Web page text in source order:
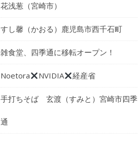
花浅葱（宮崎市）
すし馨（かおる）鹿児島市西千石町
雑食堂、四季通に移転オープン！
Noetora NVIDIA 経産省
手打ちそば 玄渡（すみと）宮崎市四季
通